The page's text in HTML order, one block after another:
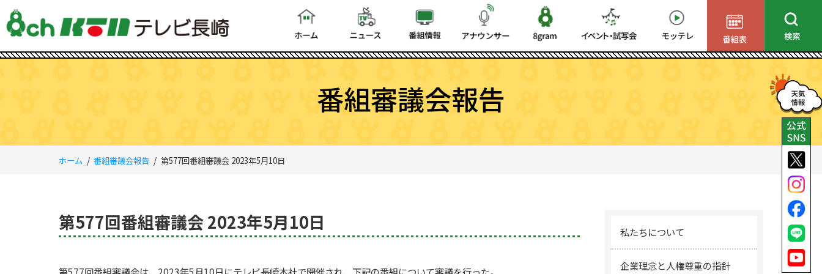
番組審議会報告
ホーム 番組審議会報告 第577回番組審議会 2023年5月10日
第577回番組審議会 2023年5月10日 私たちについて
企業理念と人権尊重の指針